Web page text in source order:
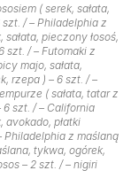
( serek, sałata,
szt. / – Philadelphia z
pieczony łosoś,
szt. / – Futomaki z
majo, sałata,
rzepa ) – 6 szt. / –
( sałata, tatar z
6 szt. / – California
avokado, płatki
Philadelphia z maślaną
tykwa, ogórek,
– 2 szt. / – nigiri